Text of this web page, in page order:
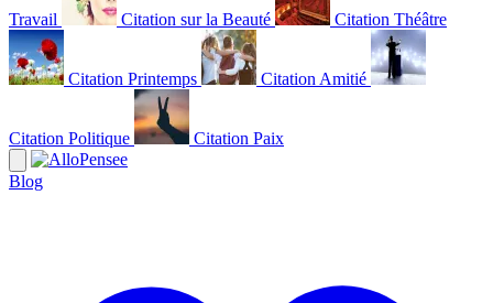
Travail Citation sur la Beauté Citation Théâtre
Citation Printemps Citation Amitié
Citation Politique Citation Paix
Blog